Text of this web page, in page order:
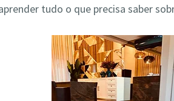
tudo o que precisa saber